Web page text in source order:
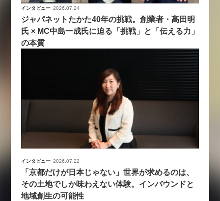
インタビュー 2026.07.24
ジャパネットたかた40年の挑戦。創業者・髙田明
氏 × MC中島一成氏に迫る「挑戦」と「伝える力」
の本質
インタビュー 2026.07.22
「京都だけが日本じゃない」世界が求めるのは、
その土地でしか味わえない体験。インバウンドと
地域創生の可能性